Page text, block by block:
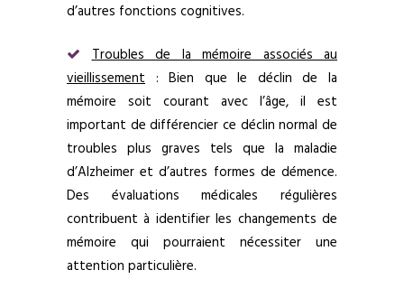
d’autres fonctions cognitives.
Troubles de la mémoire associés au
vieillissement : Bien que le déclin de la
mémoire soit courant avec l’âge, il est
important de différencier ce déclin normal de
troubles plus graves tels que la maladie
d’Alzheimer et d’autres formes de démence.
Des évaluations médicales régulières
contribuent à identifier les changements de
mémoire qui pourraient nécessiter une
attention particulière.